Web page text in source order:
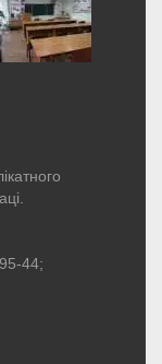
44;